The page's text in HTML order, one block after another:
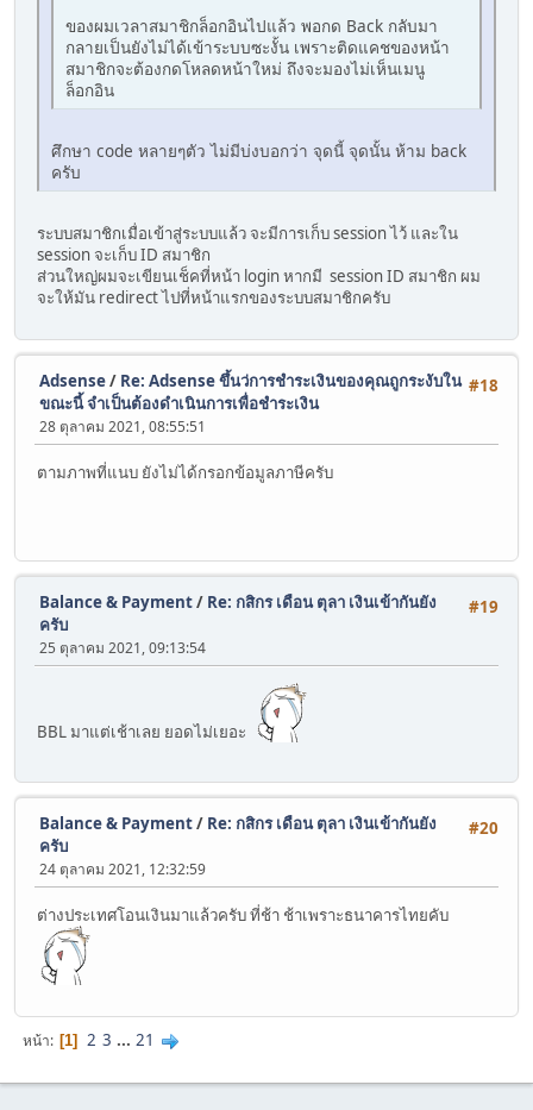
ของผมเวลาสมาชิกล็อกอินไปแล้ว พอกด Back กลับมา
กลายเป็นยังไม่ได้เข้าระบบซะงั้น เพราะติดแคชของหน้า
สมาชิกจะต้องกดโหลดหน้าใหม่ ถึงจะมองไม่เห็นเมนู
ล็อกอิน
ศึกษา code หลายๆตัว ไม่มีบ่งบอกว่า จุดนี้ จุดนั้น ห้าม back
ครับ
ระบบสมาชิกเมื่อเข้าสู่ระบบแล้ว จะมีการเก็บ session ไว้ และใน
session จะเก็บ ID สมาชิก
ส่วนใหญ่ผมจะเขียนเช็คที่หน้า login หากมี session ID สมาชิก ผม
จะให้มัน redirect ไปที่หน้าแรกของระบบสมาชิกครับ
#18
Adsense/ Re: Adsense ขึ้นว่การชำระเงินของคุณถูกระงับใน
ขณะนี้ จำเป็นต้องดำเนินการเพื่อชำระเงิน
28 ตุลาคม 2021, 08:55:51
ตามภาพที่แนบ ยังไม่ได้กรอกข้อมูลภาษีครับ
#19
Balance & Payment/ Re: กสิกร เดือน ตุลา เงินเข้ากันยัง
ครับ
25 ตุลาคม 2021, 09:13:54
BBL มาแต่เช้าเลย ยอดไม่เยอะ
#20
Balance & Payment/ Re: กสิกร เดือน ตุลา เงินเข้ากันยัง
ครับ
24 ตุลาคม 2021, 12:32:59
ต่างประเทศโอนเงินมาแล้วครับ ที่ช้า ช้าเพราะธนาคารไทยคับ
หน้า 1 2 3 ... 21